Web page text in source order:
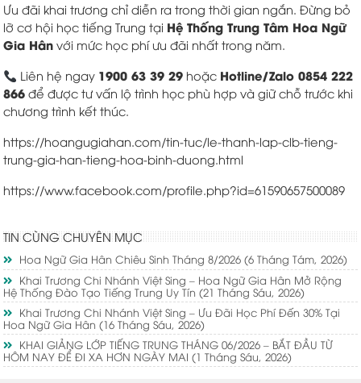
Ưu đãi khai trương chỉ diễn ra trong thời gian ngắn. Đừng bỏ
lỡ cơ hội học tiếng Trung tại Hệ Thống Trung Tâm Hoa Ngữ
Gia Hân với mức học phí ưu đãi nhất trong năm.
Liên hệ ngay 1900 63 39 29 hoặc Hotline/Zalo 0854 222
866 để được tư vấn lộ trình học phù hợp và giữ chỗ trước khi
chương trình kết thúc.
https://hoangugiahan.com/tin-tuc/le-thanh-lap-clb-tieng-
trung-gia-han-tieng-hoa-binh-duong.html
https://www.facebook.com/profile.php?id=61590657500089
TIN CÙNG CHUYÊN MỤC
Hoa Ngữ Gia Hân Chiêu Sinh Tháng 8/2026(6 Tháng Tám, 2026)
Khai Trương Chi Nhánh Việt Sing – Hoa Ngữ Gia Hân Mở Rộng
Hệ Thống Đào Tạo Tiếng Trung Uy Tín(21 Tháng Sáu, 2026)
Khai Trương Chi Nhánh Việt Sing – Ưu Đãi Học Phí Đến 30% Tại
Hoa Ngữ Gia Hân(16 Tháng Sáu, 2026)
KHAI GIẢNG LỚP TIẾNG TRUNG THÁNG 06/2026 – BẮT ĐẦU TỪ
HÔM NAY ĐỂ ĐI XA HƠN NGÀY MAI(1 Tháng Sáu, 2026)